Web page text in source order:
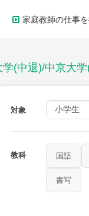
家庭教師の仕事
(中退)/中京大
対象
教科 国語
書写
保健・体育